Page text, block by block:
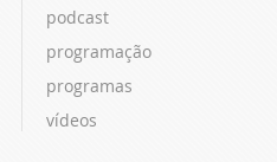
podcast
programação
programas
vídeos